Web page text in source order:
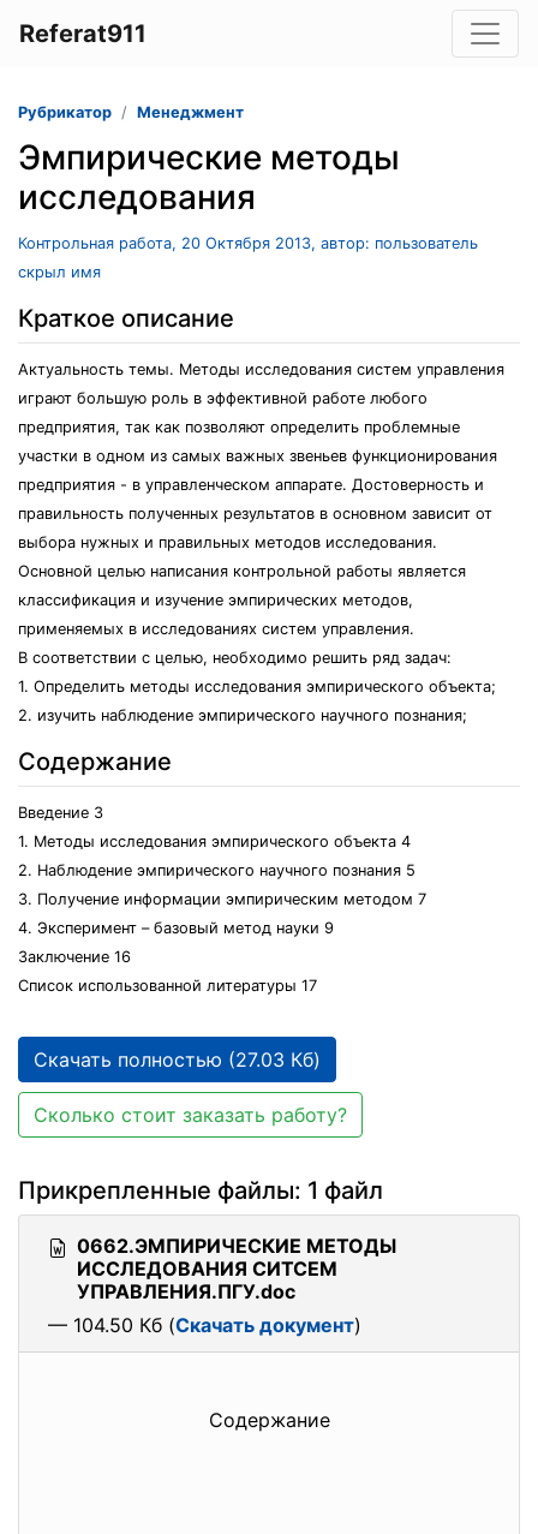
Referat911
Рубрикатор Менеджмент
Эмпирические методы
исследования
Контрольная работа, 20 Октября 2013, автор: пользователь
скрыл имя
Краткое описание
Актуальность темы. Методы исследования систем управления
играют большую роль в эффективной работе любого
предприятия, так как позволяют определить проблемные
участки в одном из самых важных звеньев функционирования
предприятия - в управленческом аппарате. Достоверность и
правильность полученных результатов в основном зависит от
выбора нужных и правильных методов исследования.
Основной целью написания контрольной работы является
классификация и изучение эмпирических методов,
применяемых в исследованиях систем управления.
В соответствии с целью, необходимо решить ряд задач:
1. Определить методы исследования эмпирического объекта;
2. изучить наблюдение эмпирического научного познания;
Содержание
Введение 3
1. Методы исследования эмпирического объекта 4
2. Наблюдение эмпирического научного познания 5
3. Получение информации эмпирическим методом 7
4. Эксперимент – базовый метод науки 9
Заключение 16
Список использованной литературы 17
Скачать полностью (27.03 Кб)
Сколько стоит заказать работу?
Прикрепленные файлы: 1 файл
0662.ЭМПИРИЧЕСКИЕ МЕТОДЫ
ИССЛЕДОВАНИЯ СИТСЕМ
УПРАВЛЕНИЯ.ПГУ.doc
— 104.50 Кб (Скачать документ)
Содержание